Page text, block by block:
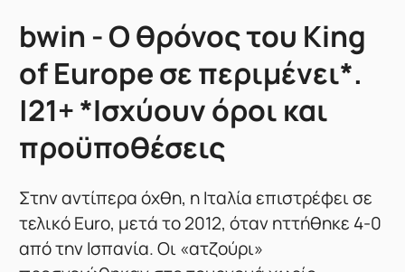
bwin - Ο θρόνος του King
of Europe σε περιμένει*.
|21+ *Ισχύουν όροι και
προϋποθέσεις
Στην αντίπερα όχθη, η Ιταλία επιστρέφει σε
τελικό Euro, μετά το 2012, όταν ηττήθηκε 4-0
από την Ισπανία. Οι «ατζούρι»